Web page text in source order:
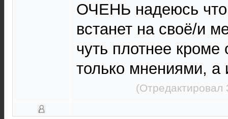
ОЧЕНЬ надеюсь
встанет на своё/и
чуть плотнее
только мнениями, а